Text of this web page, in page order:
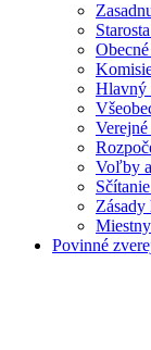
Hlavný
Voľby
Zásady
Povinné